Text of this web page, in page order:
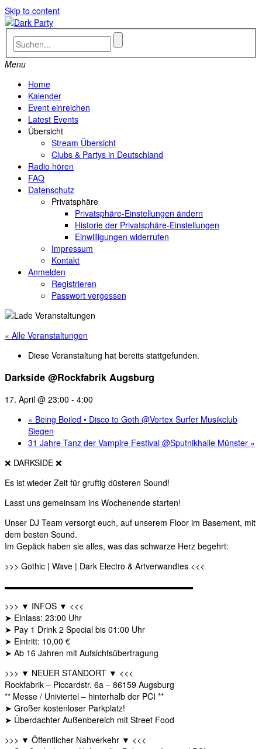
Skip to content
Menu
Home
Kalender
Event einreichen
Latest Events
Übersicht
Stream Übersicht
Clubs & Partys in Deutschland
Radio hören
FAQ
Datenschutz
Privatsphäre
Privatsphäre-Einstellungen ändern
Historie der Privatsphäre-Einstellungen
Einwilligungen widerrufen
Impressum
Kontakt
Anmelden
Registrieren
Passwort vergessen
« Alle Veranstaltungen
Diese Veranstaltung hat bereits stattgefunden.
Darkside @Rockfabrik Augsburg
17. April @ 23:00 - 4:00
« Being Boiled • Disco to Goth @Vortex Surfer Musikclub
Siegen
31 Jahre Tanz der Vampire Festival @Sputnikhalle Münster »
❌️ DARKSIDE ❌️
Es ist wieder Zeit für gruftig düsteren Sound!
Lasst uns gemeinsam ins Wochenende starten!
Unser DJ Team versorgt euch, auf unserem Floor im Basement, mit
dem besten Sound.
Im Gepäck haben sie alles, was das schwarze Herz begehrt:
>>> Gothic | Wave | Dark Electro & Artverwandtes <<<
▬▬▬▬▬▬▬▬▬▬▬▬▬▬▬▬▬▬▬▬▬▬▬
>>> ▼ INFOS ▼ <<<
➤ Einlass: 23:00 Uhr
➤ Pay 1 Drink 2 Special bis 01:00 Uhr
➤ Eintritt: 10,00 €
➤ Ab 16 Jahren mit Aufsichtsübertragung
>>> ▼ NEUER STANDORT ▼ <<<
Rockfabrik – Piccardstr. 6a – 86159 Augsburg
** Messe / Univiertel – hinterhalb der PCI **
➤ Großer kostenloser Parkplatz!
➤ Überdachter Außenbereich mit Street Food
>>> ▼ Öffentlicher Nahverkehr ▼ <<<